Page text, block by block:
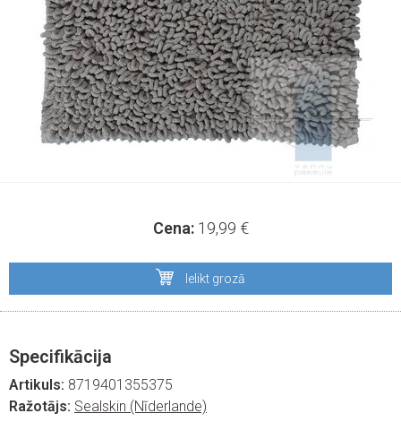
Cena: 19,99 €
Ielikt grozā
Specifikācija
Artikuls: 8719401355375
Ražotājs: Sealskin (Nīderlande)